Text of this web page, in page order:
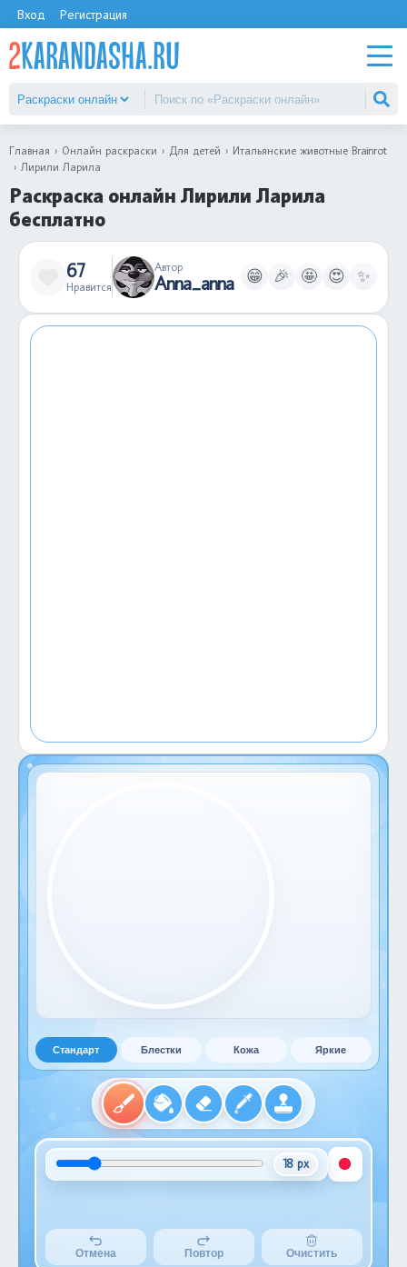
Вход Регистрация
Главная Онлайн раскраски Для детей
Итальянские животные Brainrot
Лирили Ларила
Раскраска онлайн Лирили Ларила
бесплатно
Стандарт Блестки Кожа Яркие
18 px
Отмена Повтор Очистить
67
Нравится
Автор
Anna_anna 😁 🎉 🤩 😍 ✨